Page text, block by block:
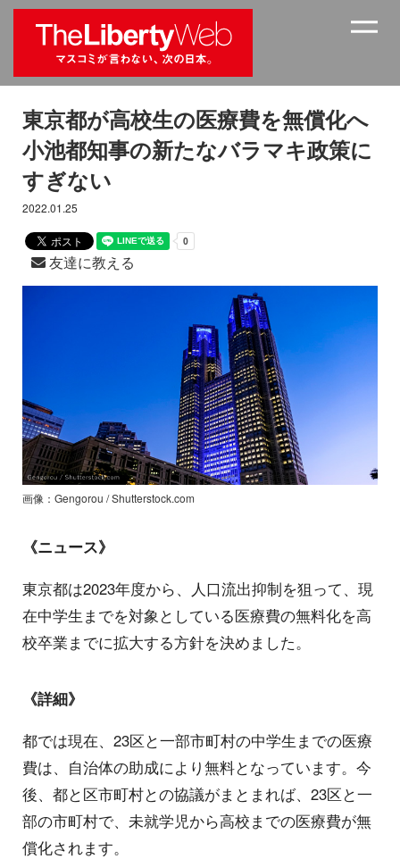
東京都が高校生の医療費を無償化へ
小池都知事の新たなバラマキ政策に
すぎない
2022.01.25
友達に教える
画像：Gengorou / Shutterstock.com
《ニュース》
東京都は2023年度から、人口流出抑制を狙って、現
在中学生までを対象としている医療費の無料化を高
校卒業までに拡大する方針を決めました。
《詳細》
都では現在、23区と一部市町村の中学生までの医療
費は、自治体の助成により無料となっています。今
後、都と区市町村との協議がまとまれば、23区と一
部の市町村で、未就学児から高校までの医療費が無
償化されます。